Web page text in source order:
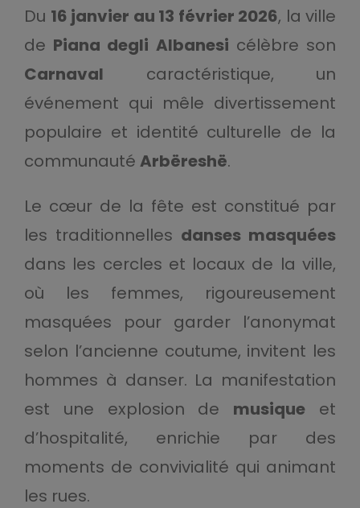
Du 16 janvier au 13 février 2026, la ville
de Piana degli Albanesi célèbre son
Carnaval caractéristique, un
événement qui mêle divertissement
populaire et identité culturelle de la
communauté Arbëreshë.
Le cœur de la fête est constitué par
les traditionnelles danses masquées
dans les cercles et locaux de la ville,
où les femmes, rigoureusement
masquées pour garder l’anonymat
selon l’ancienne coutume, invitent les
hommes à danser. La manifestation
est une explosion de musique et
d’hospitalité, enrichie par des
moments de convivialité qui animant
les rues.